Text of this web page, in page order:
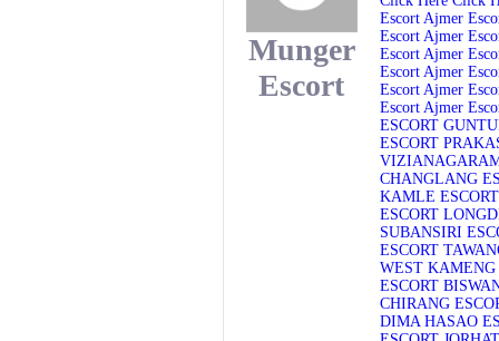
Munger
Escort
Escort Ajmer
Escort Ajmer
Escort Ajmer
Escort Ajmer
Escort Ajmer
Escort Ajmer
ESCORT
ESCORT
CHANGLANG
KAMLE ESCORT
ESCORT
SUBANSIRI
ESCORT
WEST KAMENG
ESCORT
CHIRANG
DIMA HASAO